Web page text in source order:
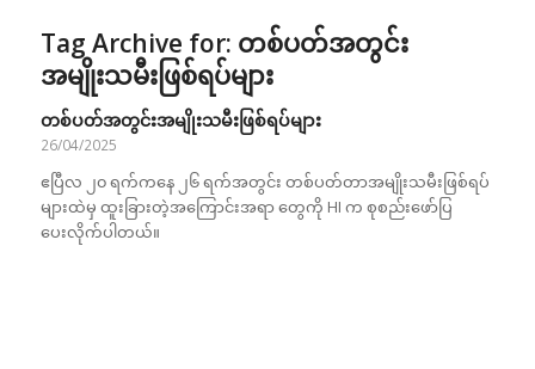
Tag Archive for: တစ်ပတ်အတွင်း
အမျိုးသမီးဖြစ်ရပ်များ
တစ်ပတ်အတွင်းအမျိုးသမီးဖြစ်ရပ်များ
26/04/2025
ဧပြီလ ၂၀ ရက်ကနေ ၂၆ ရက်အတွင်း တစ်ပတ်တာအမျိုးသမီးဖြစ်ရပ်
များထဲမှ ထူးခြားတဲ့အကြောင်းအရာ တွေကို HI က စုစည်းဖော်ပြ
ပေးလိုက်ပါတယ်။